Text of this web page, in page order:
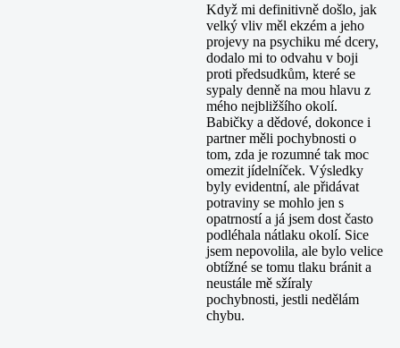
Když mi definitivně došlo, jak
velký vliv měl ekzém a jeho
projevy na psychiku mé dcery,
dodalo mi to odvahu v boji
proti předsudkům, které se
sypaly denně na mou hlavu z
mého nejbližšího okolí.
Babičky a dědové, dokonce i
partner měli pochybnosti o
tom, zda je rozumné tak moc
omezit jídelníček. Výsledky
byly evidentní, ale přidávat
potraviny se mohlo jen s
opatrností a já jsem dost často
podléhala nátlaku okolí. Sice
jsem nepovolila, ale bylo velice
obtížné se tomu tlaku bránit a
neustále mě sžíraly
pochybnosti, jestli nedělám
chybu.